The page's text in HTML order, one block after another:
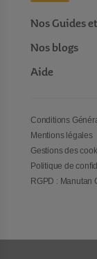
Nos Guides
Nos blogs
Aide
Conditions
Mentions légales
Gestions des
Politique de
RGPD : Manutan